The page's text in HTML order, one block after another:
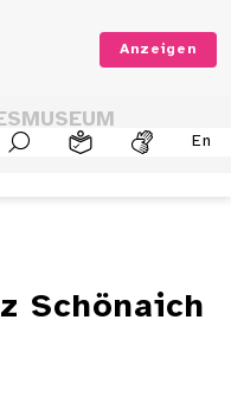
Anzeigen
En
Schönaich